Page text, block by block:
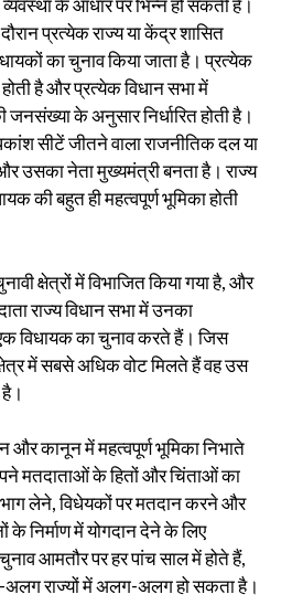
के आधार पर भिन्न हो सकती है।
प्रत्येक राज्य या केंद्र शासित
का चुनाव किया जाता है। प्रत्येक
है और प्रत्येक विधान सभा में
जनसंख्या के अनुसार निर्धारित होती है।
सीटें जीतने वाला राजनीतिक दल या
उसका नेता मुख्यमंत्री बनता है। राज्य
की बहुत ही महत्वपूर्ण भूमिका होती
क्षेत्रों में विभाजित किया गया है, और
राज्य विधान सभा में उनका
विधायक का चुनाव करते हैं। जिस
में सबसे अधिक वोट मिलते हैं वह उस
और कानून में महत्वपूर्ण भूमिका निभाते
मतदाताओं के हितों और चिंताओं का
लेने, विधेयकों पर मतदान करने और
के निर्माण में योगदान देने के लिए
आमतौर पर हर पांच साल में होते हैं,
राज्यों में अलग-अलग हो सकता है।